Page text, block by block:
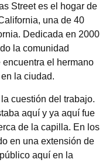
Street es el hogar de
una de 40
Dedicada en 2000
la comunidad
el hermano
la ciudad.
cuestión del trabajo.
aquí y ya aquí fue
de la capilla. En los
en una extensión de
aquí en la